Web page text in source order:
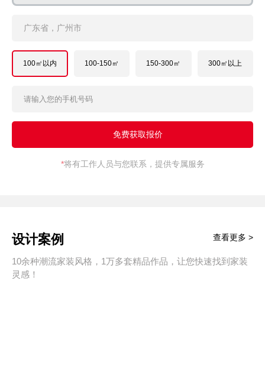
广东省，广州市
100㎡以内 100-150㎡ 150-300㎡ 300㎡以上
*将有工作人员与您联系，提供专属服务
设计案例
10余种潮流家装风格，1万多套精品作品，让您快速找到家装
灵感！
查看更多 >